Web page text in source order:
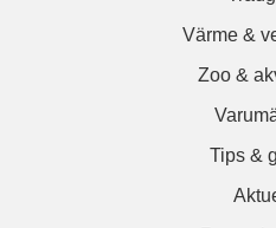
Värme &
Zoo &
Tips &